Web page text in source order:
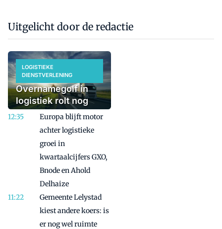
Uitgelicht door de redactie
LOGISTIEKE
DIENSTVERLENING
Overnamegolf in
logistiek rolt nog
even doorEuropa blijft motor
achter logistieke
groei in
kwartaalcijfers GXO,
Bnode en Ahold
Delhaize
Gemeente Lelystad
kiest andere koers: is
er nog wel ruimte